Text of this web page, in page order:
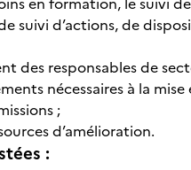
d’actions, de
responsables de
nécessaires à la
;
d’amélioration.
: